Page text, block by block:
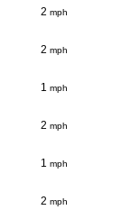
2 mph
2 mph
1 mph
2 mph
1 mph
2 mph